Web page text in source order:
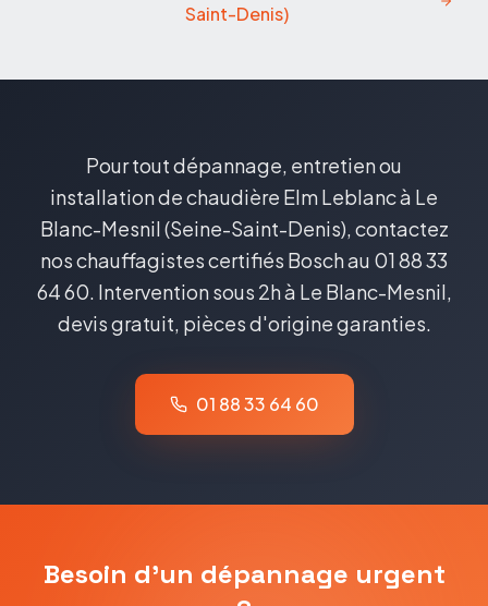
Saint-Denis)
Pour tout dépannage, entretien ou
installation de chaudière Elm Leblanc à Le
Blanc-Mesnil (Seine-Saint-Denis), contactez
nos chauffagistes certifiés Bosch au 01 88 33
64 60. Intervention sous 2h à Le Blanc-Mesnil,
devis gratuit, pièces d'origine garanties.
01 88 33 64 60
Besoin d'un dépannage urgent